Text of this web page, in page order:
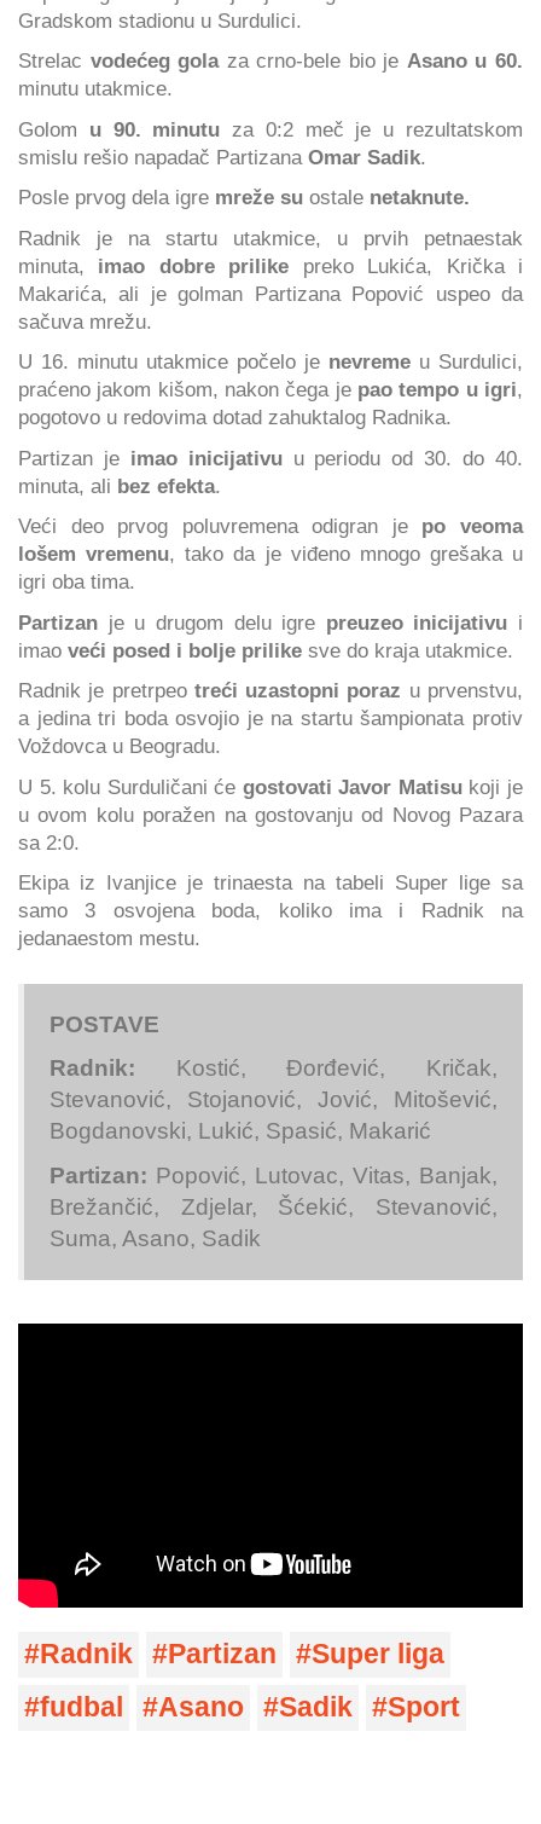
Gradskom stadionu u Surdulici.
Strelac vodećeg golaza crno-bele bio je Asano u 60.
minutu utakmice.
Golom u 90. minutu za 0:2 meč je u rezultatskom
smislu rešio napadač Partizana Omar Sadik.
Posle prvog dela igre mreže su ostale netaknute.
Radnik je na startu utakmice, u prvih petnaestak
minuta, imao dobre prilike preko Lukića, Krička i
Makarića, ali je golman Partizana Popović uspeo da
sačuva mrežu.
U 16. minutu utakmice počelo je nevreme u Surdulici,
praćeno jakom kišom, nakon čega jepao tempo u igri,
pogotovo u redovima dotad zahuktalog Radnika.
Partizan jeimao inicijativuu periodu od 30. do 40.
minuta, ali bez efekta.
Veći deo prvog poluvremena odigran je po veoma
lošem vremenu, tako da je viđeno mnogo grešaka u
igri oba tima.
Partizan je u drugom delu igre preuzeo inicijativu i
imao veći posed i bolje prilike sve do kraja utakmice.
Radnik je pretrpeo treći uzastopni poraz u prvenstvu,
a jedina tri boda osvojio je na startu šampionata protiv
Voždovca u Beogradu.
U 5. kolu Surduličani će gostovati Javor Matisukoji je
u ovom kolu poražen na gostovanju od Novog Pazara
sa 2:0.
Ekipa iz Ivanjice je trinaesta na tabeli Super lige sa
samo 3 osvojena boda, koliko ima i Radnik na
jedanaestom mestu.
POSTAVE
Radnik: Kostić, Đorđević, Kričak,
Stevanović, Stojanović, Jović, Mitošević,
Bogdanovski, Lukić, Spasić, Makarić
Partizan: Popović, Lutovac, Vitas, Banjak,
Brežančić, Zdjelar, Šćekić, Stevanović,
Suma, Asano, Sadik
Radnik Partizan
Super liga
fudbal
Asano Sadik Sport